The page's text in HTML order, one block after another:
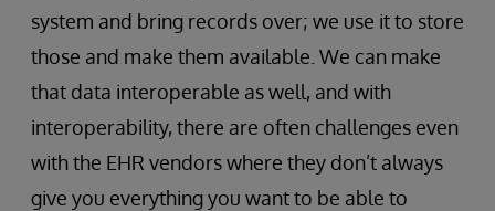
system and bring records over; we use it to store
those and make them available. We can make
that data interoperable as well, and with
interoperability, there are often challenges even
with the EHR vendors where they don’t always
give you everything you want to be able to